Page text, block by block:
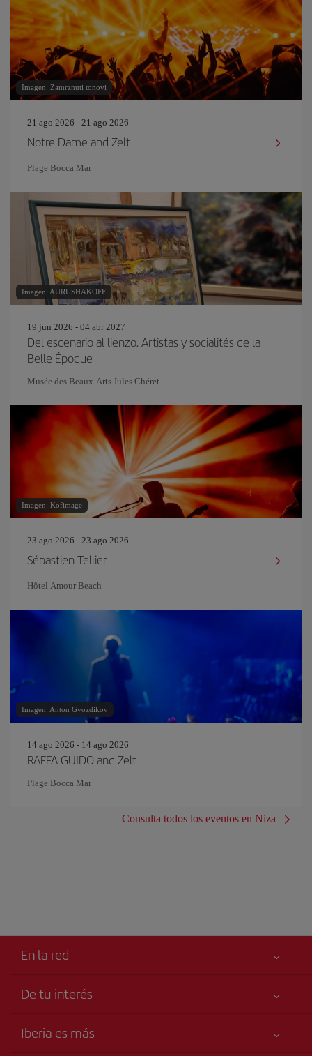
Imagen: Zamrznuti tonovi
21 ago 2026 - 21 ago 2026
Notre Dame and Zelt
Plage Bocca Mar
Imagen: AURUSHAKOFF
19 jun 2026 - 04 abr 2027
Del escenario al lienzo. Artistas y socialités de la
Belle Époque
Musée des Beaux-Arts Jules Chéret
Imagen: Kofimage
23 ago 2026 - 23 ago 2026
Sébastien Tellier
Hôtel Amour Beach
Imagen: Anton Gvozdikov
14 ago 2026 - 14 ago 2026
RAFFA GUIDO and Zelt
Plage Bocca Mar
Consulta todos los eventos en Niza
En la red
De tu interés
Accesibilidad
Iberia es más